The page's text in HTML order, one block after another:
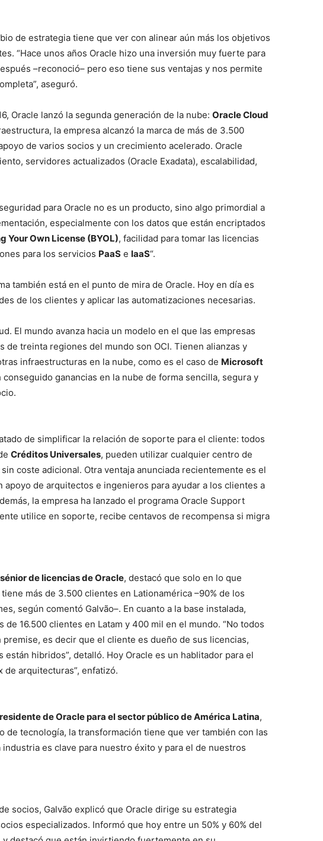
de estrategia tiene que ver con alinear aún más los objetivos
“Hace unos años Oracle hizo una inversión muy fuerte para
–reconoció– pero eso tiene sus ventajas y nos permite
aseguró.
Oracle lanzó la segunda generación de la nube: Oracle Cloud
la empresa alcanzó la marca de más de 3.500
de varios socios y un crecimiento acelerado. Oracle
servidores actualizados (Oracle Exadata), escalabilidad,
para Oracle no es un producto, sino algo primordial a
especialmente con los datos que están encriptados
Your Own License (BYOL), facilidad para tomar las licencias
para los servicios PaaS e IaaS“.
también está en el punto de mira de Oracle. Hoy en día es
de los clientes y aplicar las automatizaciones necesarias.
El mundo avanza hacia un modelo en el que las empresas
de treinta regiones del mundo son OCI. Tienen alianzas y
infraestructuras en la nube, como es el caso de Microsoft
ganancias en la nube de forma sencilla, segura y
de simplificar la relación de soporte para el cliente: todos
Créditos Universales, pueden utilizar cualquier centro de
coste adicional. Otra ventaja anunciada recientemente es el
apoyo de arquitectos e ingenieros para ayudar a los clientes a
la empresa ha lanzado el programa Oracle Support
utilice en soporte, recibe centavos de recompensa si migra
de licencias de Oracle, destacó que solo en lo que
más de 3.500 clientes en Lationamérica –90% de los
según comentó Galvão–. En cuanto a la base instalada,
de 16.500 clientes en Latam y 400 mil en el mundo. “No todos
es decir que el cliente es dueño de sus licencias,
hibridos”, detalló. Hoy Oracle es un hablitador para el
de arquitecturas”, enfatizó.
de Oracle para el sector público de América Latina,
de tecnología, la transformación tiene que ver también con las
es clave para nuestro éxito y para el de nuestros
socios, Galvão explicó que Oracle dirige su estrategia
especializados. Informó que hoy entre un 50% y 60% del